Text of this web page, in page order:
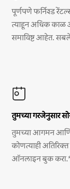
पूर्णपणे फर्निश्ड
त्याहून अधिक काळ
समाविष्ट आहेत.
तुमच्या गरजेनुसार
तुमच्या आगमन आणि
कोणत्याही
ऑनलाइन बुक